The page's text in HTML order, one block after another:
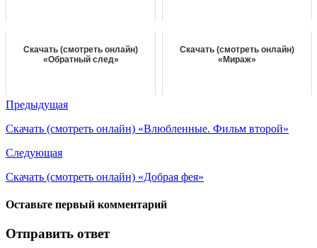
Скачать (смотреть онлайн)
«Обратный след»
Скачать (смотреть онлайн)
«Мираж»
Предыдущая
Скачать (смотреть онлайн) «Влюбленные. Фильм второй»
Следующая
Скачать (смотреть онлайн) «Добрая фея»
Оставьте первый комментарий
Отправить ответ